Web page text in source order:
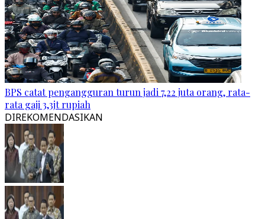
BPS catat pengangguran turun jadi 7,22 juta orang, rata-
rata gaji 3,3jt rupiah
DIREKOMENDASIKAN